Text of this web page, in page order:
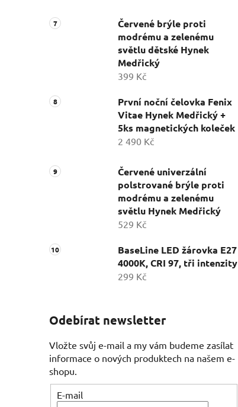
Červené brýle proti
modrému a zelenému
světlu dětské Hynek
Medřický
399 Kč
První noční čelovka Fenix
Vitae Hynek Medřický +
5ks magnetických koleček
2 490 Kč
Červené univerzální
polstrované brýle proti
modrému a zelenému
světlu Hynek Medřický
529 Kč
BaseLine LED žárovka E27
4000K, CRI 97, tři intenzity
299 Kč
Odebírat newsletter
Vložte svůj e-mail a my vám budeme zasílat
informace o nových produktech na našem e-
shopu.
E-mail